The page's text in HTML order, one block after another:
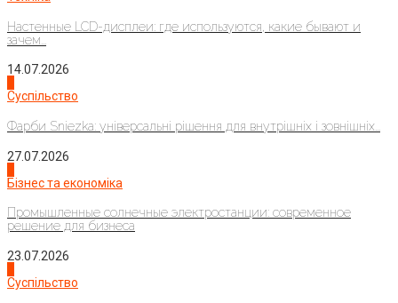
Настенные LCD-дисплеи: где используются, какие бывают и
зачем...
14.07.2026
Суспільство
Фарби Sniezka: універсальні рішення для внутрішніх і зовнішніх...
27.07.2026
Бізнес та економіка
Промышленные солнечные электростанции: современное
решение для бизнеса
23.07.2026
Суспільство